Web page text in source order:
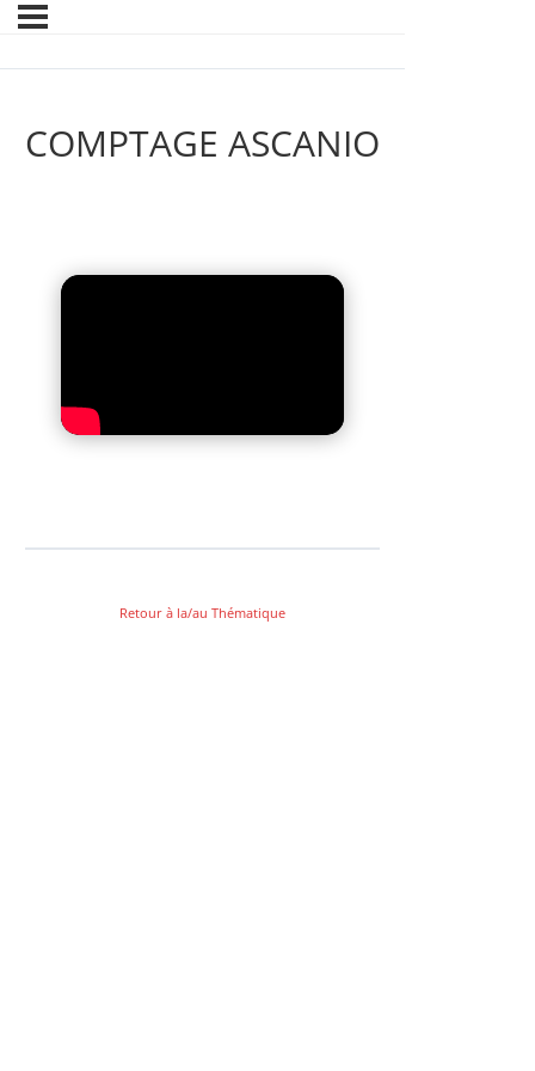
COMPTAGE ASCANIO
Retour à la/au Thématique